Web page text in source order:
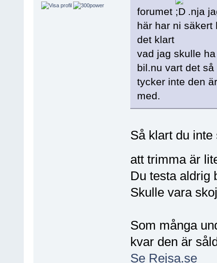
forumet
.nja
här har ni säkert
det klart
vad jag skulle
bil.nu vart det
tycker inte den
med.
Så klart du
att trimma är
Du testa aldrig
Skulle vara
Som många
kvar den är
Se Rejsa.se